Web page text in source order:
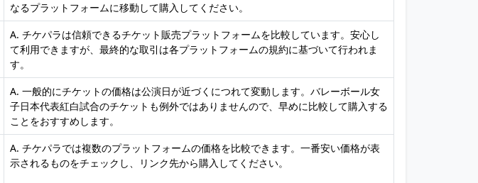
なるプラットフォームに移動して購入してください。
A. チケパラは信頼できるチケット販売プラットフォームを比較しています。安心し
て利用できますが、最終的な取引は各プラットフォームの規約に基づいて行われま
す。
A. 一般的にチケットの価格は公演日が近づくにつれて変動します。バレーボール女
子日本代表紅白試合のチケットも例外ではありませんので、早めに比較して購入する
ことをおすすめします。
A. チケパラでは複数のプラットフォームの価格を比較できます。一番安い価格が表
示されるものをチェックし、リンク先から購入してください。